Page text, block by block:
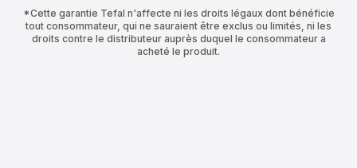
*Cette garantie Tefal n'affecte ni les droits légaux dont bénéficie
tout consommateur, qui ne sauraient être exclus ou limités, ni les
droits contre le distributeur auprès duquel le consommateur a
acheté le produit.